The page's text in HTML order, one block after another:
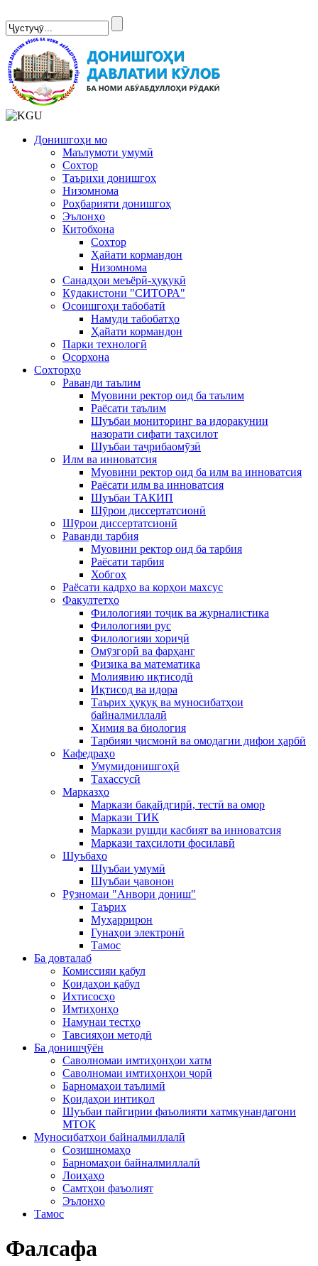
Донишгоҳи мо
Маълумоти умумӣ
Сохтор
Таърихи донишгоҳ
Низомнома
Роҳбарияти донишгоҳ
Эълонҳо
Китобхона
Сохтор
Ҳайати кормандон
Низомнома
Санадҳои меъёрӣ-ҳуқуқӣ
Кӯдакистони "СИТОРА"
Осоишгоҳи табобатӣ
Намуди табобатҳо
Ҳайати кормандон
Парки технологӣ
Осорхона
Сохторҳо
Раванди таълим
Муовини ректор оид ба таълим
Раёсати таълим
Шуъбаи мониторинг ва идоракунии
назорати сифати таҳсилот
Шуъбаи таҷрибаомӯзӣ
Илм ва инноватсия
Муовини ректор оид ба илм ва инноватсия
Раёсати илм ва инноватсия
Шуъбаи ТАКИП
Шӯрои диссертатсионӣ
Шӯрои диссертатсионӣ
Раванди тарбия
Муовини ректор оид ба тарбия
Раёсати тарбия
Хобгоҳ
Раёсати кадрҳо ва корҳои махсус
Факултетҳо
Филологияи тоҷик ва журналистика
Филологияи рус
Филологияи хориҷӣ
Омӯзгорӣ ва фарҳанг
Физика ва математика
Молиявию иқтисодӣ
Иқтисод ва идора
Таърих ҳуқуқ ва муносибатҳои
байналмиллалӣ
Химия ва биология
Тарбияи ҷисмонӣ ва омодагии дифои ҳарбӣ
Кафедраҳо
Умумидонишгоҳӣ
Тахассусӣ
Марказҳо
Маркази бақайдгирӣ, тестӣ ва омор
Маркази ТИК
Маркази рушди касбият ва инноватсия
Маркази таҳсилоти фосилавӣ
Шуъбаҳо
Шуъбаи умумӣ
Шуъбаи ҷавонон
Рӯзномаи "Анвори дониш"
Таърих
Муҳаррирон
Гунаҳои электронӣ
Тамос
Ба довталаб
Комиссияи қабул
Қоидаҳои қабул
Ихтисосҳо
Имтиҳонҳо
Намунаи тестҳо
Тавсияҳои методӣ
Ба донишҷӯён
Саволномаи имтиҳонҳои хатм
Саволномаи имтиҳонҳои ҷорӣ
Барномаҳои таълимӣ
Қоидаҳои интиқол
Шуъбаи пайгирии фаъолияти хатмкунандагони
МТОК
Муносибатҳои байналмиллалӣ
Созишномаҳо
Барномаҳои байналмиллалӣ
Лоиҳаҳо
Самтҳои фаъолият
Эълонҳо
Тамос
Фалсафа